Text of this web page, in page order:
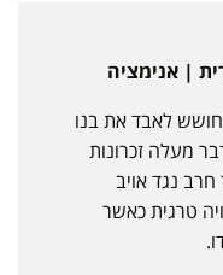
לאבד את בנו
מעלה זכרונות
נגד אויב
טרגית כאשר